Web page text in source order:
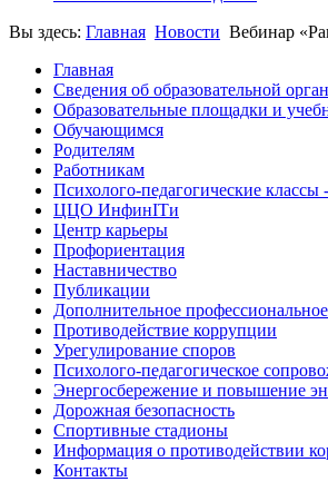
Вы здесь: Главная Новости Вебинар
Главная
Сведения об образовательной
Образовательные площадки и
Обучающимся
Родителям
Работникам
Психолого-педагогические
ЦЦО ИнфинITи
Центр карьеры
Профориентация
Наставничество
Публикации
Дополнительное
Противодействие коррупции
Урегулирование споров
Психолого-педагогическое
Энергосбережение и повышение
Дорожная безопасность
Спортивные стадионы
Информация о противодействии
Контакты